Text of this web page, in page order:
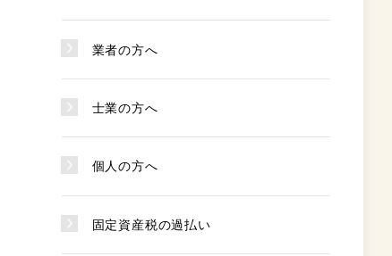
業者の方へ
士業の方へ
個人の方へ
固定資産税の過払い